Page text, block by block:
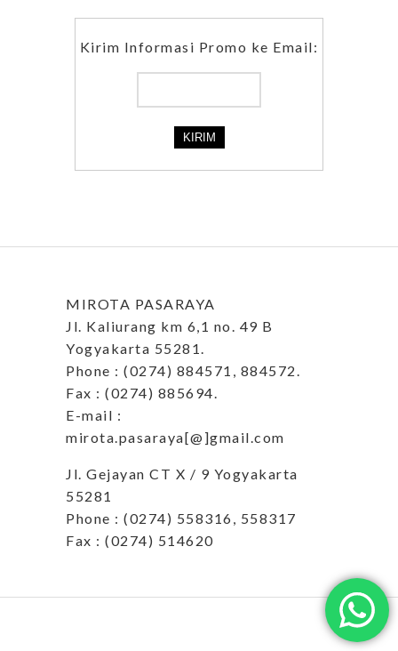
Kirim Informasi Promo ke Email:
MIROTA PASARAYA
Jl. Kaliurang km 6,1 no. 49 B
Yogyakarta 55281.
Phone : (0274) 884571, 884572.
Fax : (0274) 885694.
E-mail :
mirota.pasaraya[@]gmail.com
Jl. Gejayan CT X / 9 Yogyakarta
55281
Phone : (0274) 558316, 558317
Fax : (0274) 514620